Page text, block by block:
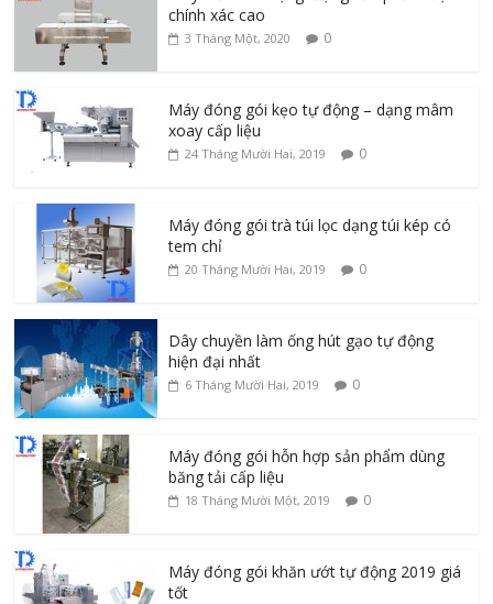
chính xác cao
3 Tháng Một, 2020 0
Máy đóng gói kẹo tự động – dạng mâm
xoay cấp liệu
24 Tháng Mười Hai, 2019 0
Máy đóng gói trà túi lọc dạng túi kép có
tem chỉ
20 Tháng Mười Hai, 2019 0
Dây chuyền làm ống hút gạo tự động
hiện đại nhất
6 Tháng Mười Hai, 2019 0
Máy đóng gói hỗn hợp sản phẩm dùng
băng tải cấp liệu
18 Tháng Mười Một, 2019 0
Máy đóng gói khăn ướt tự động 2019 giá
tốt